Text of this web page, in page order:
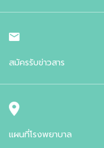
สมัครรับข่าวสาร
แผนที่โรงพยาบาล